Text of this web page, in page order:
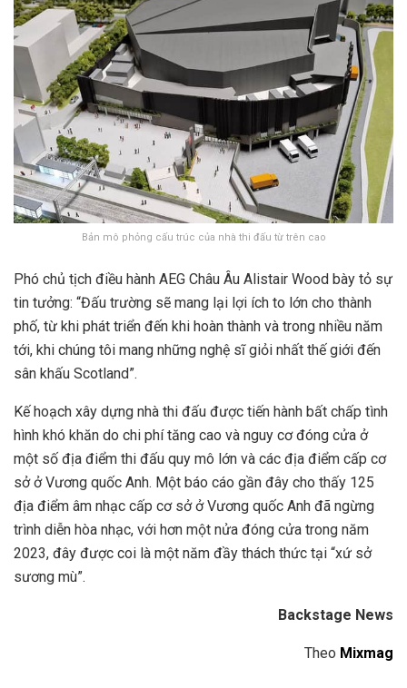
Bản mô phỏng cấu trúc của nhà thi đấu từ trên cao
Phó chủ tịch điều hành AEG Châu Âu Alistair Wood bày tỏ sự
tin tưởng: “Đấu trường sẽ mang lại lợi ích to lớn cho thành
phố, từ khi phát triển đến khi hoàn thành và trong nhiều năm
tới, khi chúng tôi mang những nghệ sĩ giỏi nhất thế giới đến
sân khấu Scotland”.
Kế hoạch xây dựng nhà thi đấu được tiến hành bất chấp tình
hình khó khăn do chi phí tăng cao và nguy cơ đóng cửa ở
một số địa điểm thi đấu quy mô lớn và các địa điểm cấp cơ
sở ở Vương quốc Anh. Một báo cáo gần đây cho thấy 125
địa điểm âm nhạc cấp cơ sở ở Vương quốc Anh đã ngừng
trình diễn hòa nhạc, với hơn một nửa đóng cửa trong năm
2023, đây được coi là một năm đầy thách thức tại “xứ sở
sương mù”.
Backstage News
Theo Mixmag